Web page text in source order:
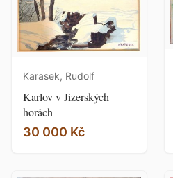
Karasek, Rudolf
Karlov v Jizerských
horách
30 000 Kč